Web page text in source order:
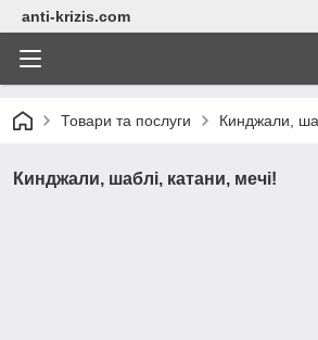
anti-krizis.com
Товари та послуги Кинджали,
Кинджали, шаблі, катани, мечі!